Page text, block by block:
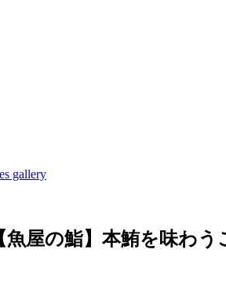
gallery
魚屋の鮨】本鮪を味わ